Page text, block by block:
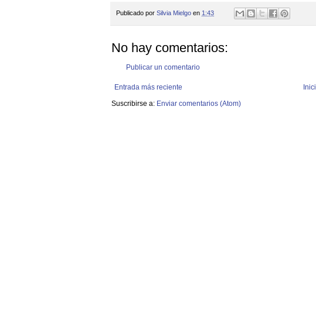
Publicado por Silvia Mielgo en 1:43
No hay comentarios:
Publicar un comentario
Entrada más reciente
Suscribirse a: Enviar comentarios (Atom)